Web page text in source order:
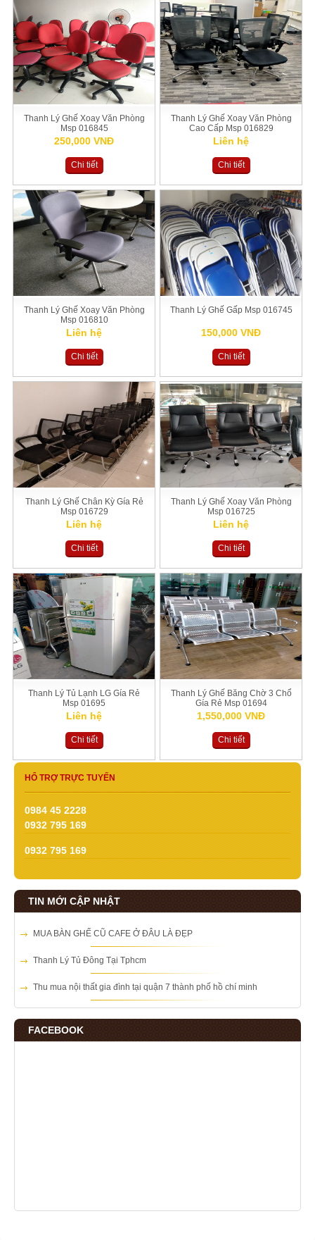
Thanh Lý Ghế Xoay Văn Phòng
Msp 016845
250,000 VNĐ
Chi tiết
Thanh Lý Ghế Xoay Văn Phòng
Cao Cấp Msp 016829
Liên hệ
Chi tiết
Thanh Lý Ghế Xoay Văn Phòng
Msp 016810
Liên hệ
Chi tiết
Thanh Lý Ghế Gấp Msp 016745
150,000 VNĐ
Chi tiết
Thanh Lý Ghế Chân Kỳ Gía Rẻ
Msp 016729
Liên hệ
Chi tiết
Thanh Lý Ghế Xoay Văn Phòng
Msp 016725
Liên hệ
Chi tiết
Thanh Lý Tủ Lạnh LG Gía Rẻ
Msp 01695
Liên hệ
Chi tiết
Thanh Lý Ghế Băng Chờ 3 Chổ
Gía Rẻ Msp 01694
1,550,000 VNĐ
Chi tiết
HỔ TRỢ TRỰC TUYẾN
0984 45 2228
0932 795 169
0932 795 169
TIN MỚI CẬP NHẬT
MUA BÀN GHẾ CŨ CAFE Ở ĐÂU LÀ ĐẸP
Thanh Lý Tủ Đông Tại Tphcm
Thu mua nội thất gia đình tại quận 7 thành phố hồ chí minh
FACEBOOK